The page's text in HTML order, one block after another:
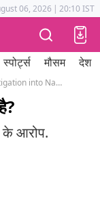
Tak Astrotak
06, 2026 | 20:10 IST
स्पोर्ट्स मौसम देश
Rishi Sunak orders investigation into Nadhim Zahawi tax row
के आरोप.